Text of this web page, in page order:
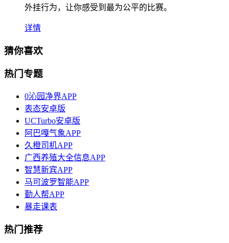
外挂行为，让你感受到最为公平的比赛。
详情
猜你喜欢
热门专题
0沁园净界APP
表态安卓版
UCTurbo安卓版
阿巴嘎气象APP
久橙司机APP
广西养殖大全信息APP
智慧新宾APP
马可波罗智能APP
勤人帮APP
暴走课表
热门推荐